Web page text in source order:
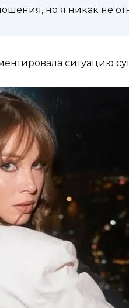
но я никак не
ситуацию